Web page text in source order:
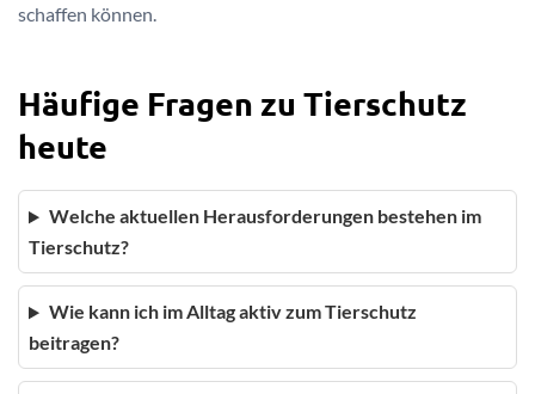
schaffen können.
Häufige Fragen zu Tierschutz
heute
Welche aktuellen Herausforderungen bestehen im
Tierschutz?
Wie kann ich im Alltag aktiv zum Tierschutz
beitragen?